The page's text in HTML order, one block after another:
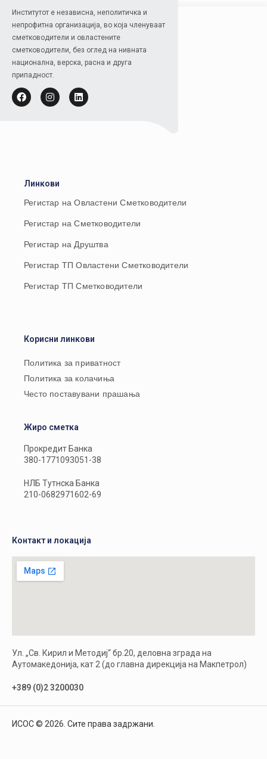
Институтот е независна, неполитичка и
непрофитна организација, во која членуваат
сметководители и овластените
сметководители, без оглед на нивната
национална, верска, расна и друга
припадност.
Линкови
Регистар на Овластени Сметководители
Регистар на Сметководители
Регистар на Друштва
Регистар ТП Овластени Сметководители
Регистар ТП Сметководители
Корисни линкови
Политика за приватност
Политика за колачиња
Често поставувани прашања
Жиро сметка
Прокредит Банка
380-1771093051-38
НЛБ Тутнска Банка
210-0682971602-69
Контакт и локација
Ул. „Св. Кирил и Методиј“ бр.20, деловна зграда на
Аутомакедонија, кат 2 (до главна дирекција на Макпетрол)
+389 (0)2 3200030
ИСОС © 2026. Сите права задржани.